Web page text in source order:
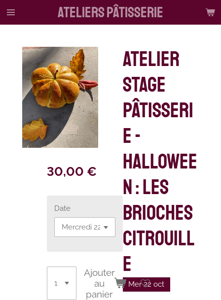
Passer
ateliers pâtisserie
Atelier
stage
pâtisseri
e -
Hallowee
n : les
brioches
citrouill
e
Mer 22 oct
30,00 €
Date
Ajouter
au
panier